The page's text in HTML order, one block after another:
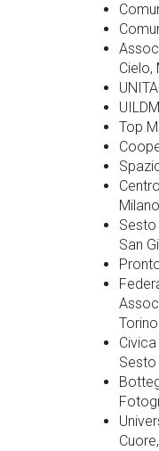
Cielo,
Top
Milano
Sesto
San
Torino
Sesto